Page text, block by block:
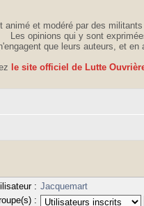
animé et modéré par des
Les opinions qui y sont
que leurs auteurs, et
le site officiel de Lutte
: Jacquemart
: